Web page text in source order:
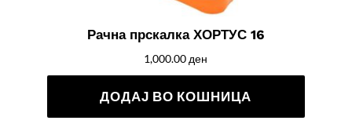
Рачна прскалка ХОРТУС 16
1,000.00 ден
ДОДАЈ ВО КОШНИЦА